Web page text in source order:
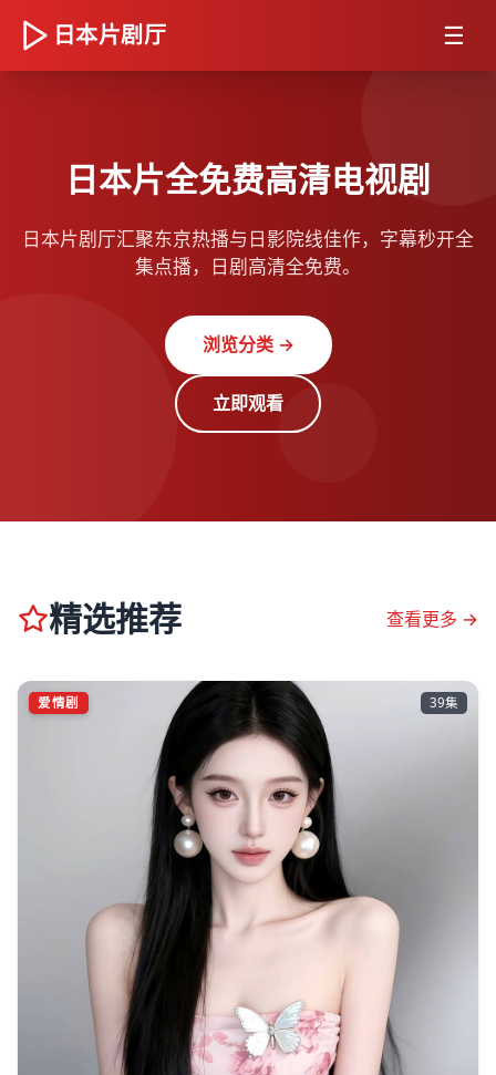
日本片剧厅 ☰
日本片全免费高清电视剧
日本片剧厅汇聚东京热播与日影院线佳作，字幕秒开全
集点播，日剧高清全免费。
浏览分类 →
立即观看
精选推荐 查看更多 →
爱情剧 39集